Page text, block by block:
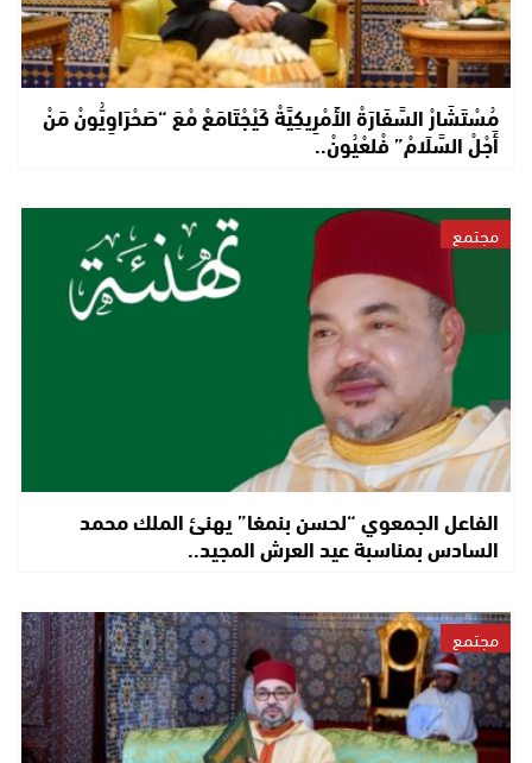
مُسْتَشَارْ السَّفَارَةْ الأَمْرِيكِيَّةْ كَيْجْتَامَعْ مْعَ “صَحْرَاوِيُّونْ مَنْ
أَجْلْ السَّلَامْ” فْلعْيُونْ..
مجتمع
الفاعل الجمعوي “لحسن بنمغا” يهنئ الملك محمد
السادس بمناسبة عيد العرش المجيد..
مجتمع